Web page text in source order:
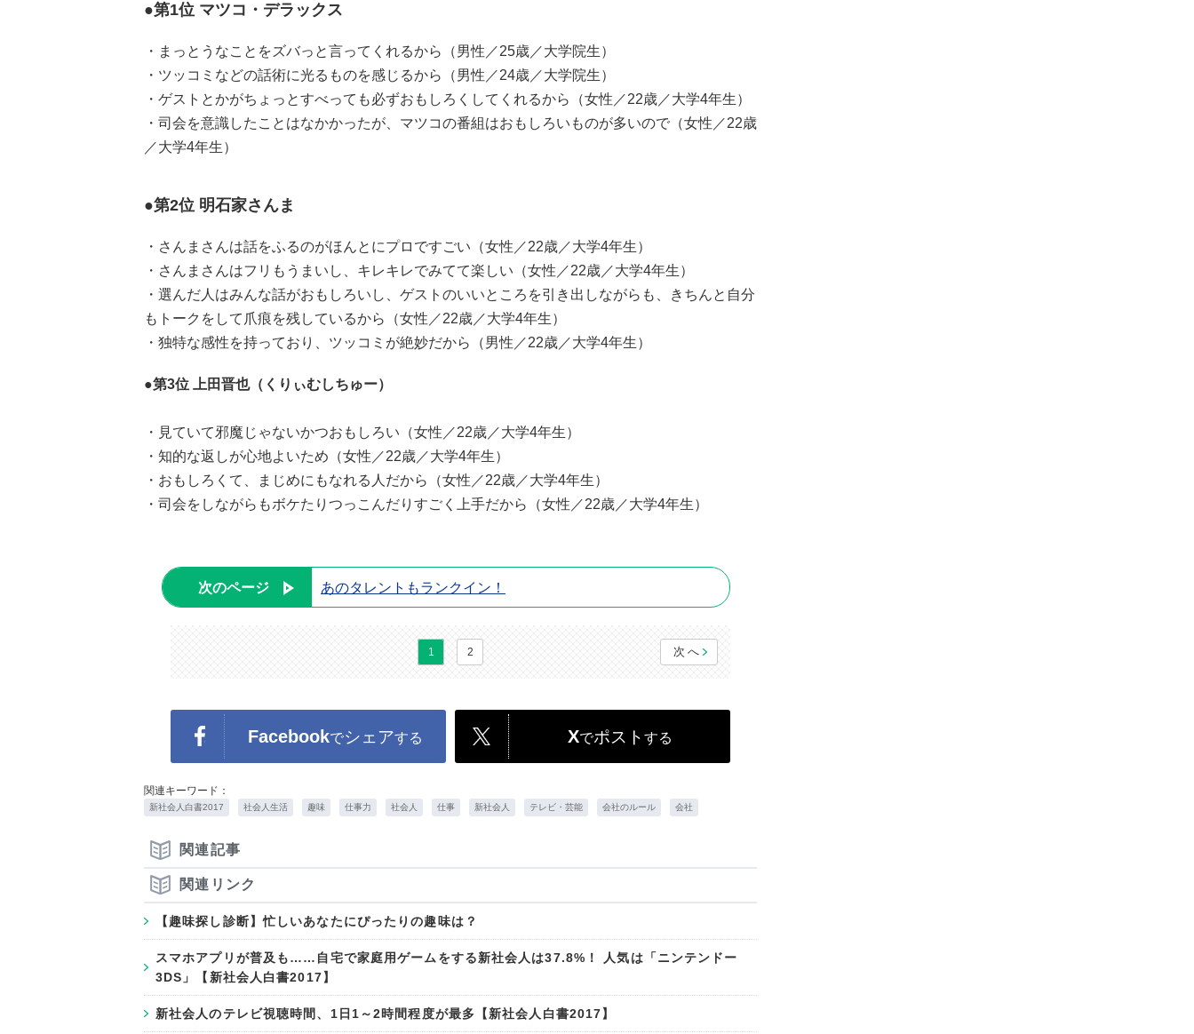
●第1位 マツコ・デラックス
・まっとうなことをズバっと言ってくれるから（男性／25歳／大学院生）
・ツッコミなどの話術に光るものを感じるから（男性／24歳／大学院生）
・ゲストとかがちょっとすべっても必ずおもしろくしてくれるから（女性／22歳／大学4年生）
・司会を意識したことはなかかったが、マツコの番組はおもしろいものが多いので（女性／22歳
／大学4年生）
●第2位 明石家さんま
・さんまさんは話をふるのがほんとにプロですごい（女性／22歳／大学4年生）
・さんまさんはフリもうまいし、キレキレでみてて楽しい（女性／22歳／大学4年生）
・選んだ人はみんな話がおもしろいし、ゲストのいいところを引き出しながらも、きちんと自分
もトークをして爪痕を残しているから（女性／22歳／大学4年生）
・独特な感性を持っており、ツッコミが絶妙だから（男性／22歳／大学4年生）
●第3位 上田晋也（くりぃむしちゅー）
・見ていて邪魔じゃないかつおもしろい（女性／22歳／大学4年生）
・知的な返しが心地よいため（女性／22歳／大学4年生）
・おもしろくて、まじめにもなれる人だから（女性／22歳／大学4年生）
・司会をしながらもボケたりつっこんだりすごく上手だから（女性／22歳／大学4年生）
次のページ あのタレントもランクイン！
1 2 次へ
Facebookでシェアする Xでポスト する
関連キーワード：
新社会人白書2017 社会人生活 趣味 仕事力 社会人 仕事 新社会人 テレビ・芸能 会社のルール 会社
関連記事
関連リンク
【趣味探し診断】忙しいあなたにぴったりの趣味は？
スマホアプリが普及も……自宅で家庭用ゲームをする新社会人は37.8%！ 人気は「ニンテンドー
3DS」【新社会人白書2017】
新社会人のテレビ視聴時間、1日1～2時間程度が最多【新社会人白書2017】